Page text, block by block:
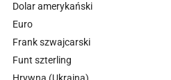
Dolar amerykański
Euro
Frank szwajcarski
Funt szterling